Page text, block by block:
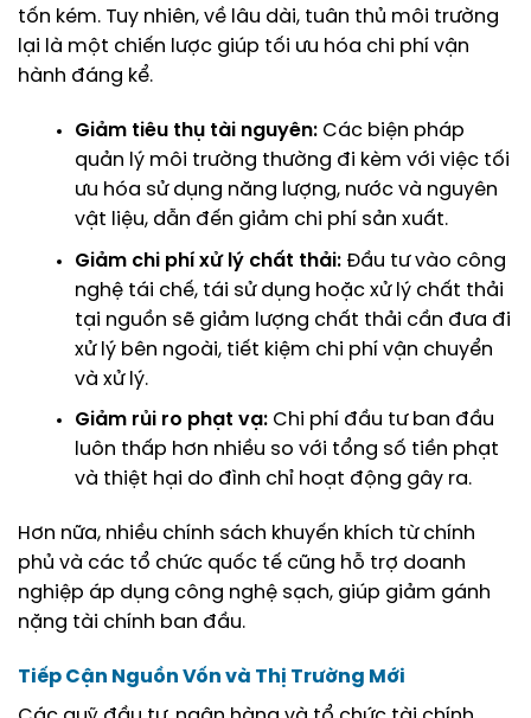
tốn kém. Tuy nhiên, về lâu dài, tuân thủ môi trường
lại là một chiến lược giúp tối ưu hóa chi phí vận
hành đáng kể.
Giảm tiêu thụ tài nguyên: Các biện pháp
quản lý môi trường thường đi kèm với việc tối
ưu hóa sử dụng năng lượng, nước và nguyên
vật liệu, dẫn đến giảm chi phí sản xuất.
Giảm chi phí xử lý chất thải: Đầu tư vào công
nghệ tái chế, tái sử dụng hoặc xử lý chất thải
tại nguồn sẽ giảm lượng chất thải cần đưa đi
xử lý bên ngoài, tiết kiệm chi phí vận chuyển
và xử lý.
Giảm rủi ro phạt vạ: Chi phí đầu tư ban đầu
luôn thấp hơn nhiều so với tổng số tiền phạt
và thiệt hại do đình chỉ hoạt động gây ra.
Hơn nữa, nhiều chính sách khuyến khích từ chính
phủ và các tổ chức quốc tế cũng hỗ trợ doanh
nghiệp áp dụng công nghệ sạch, giúp giảm gánh
nặng tài chính ban đầu.
Tiếp Cận Nguồn Vốn và Thị Trường Mới